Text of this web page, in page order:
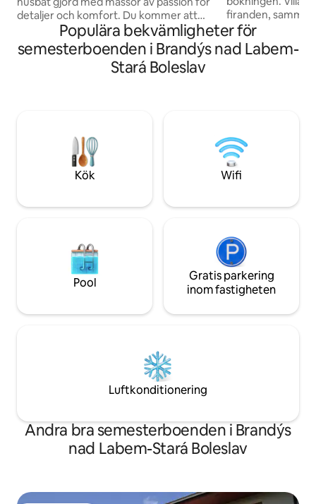
detaljer och komfort. Du kommer att
uppleva en oförglömlig vistelse och du
kommer inte att vilja lämna. Du kan fiska,
eller bara observera en flodvärld full av
fisk, eller prova en paddleboard.
utrustat kök. Efter en hel dag, slappna av
vid brasan. Du kommer att sitta på
altanen och observera lugnet i
vattennivån. Parkering precis intill
firanden,
eller privat
personer
heller tillåtna. Upplev den ikoniska
och grupper som
fullständig
från flygplatsen.
Populära bekvämligheter för
semesterboenden i Brandýs nad Labem-
Stará Boleslav
Kök Wifi
Pool
Gratis parkering
inom fastigheten
Luftkonditionering
Andra bra semesterboenden i Brandýs
nad Labem-Stará Boleslav